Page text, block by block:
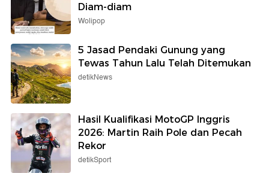
Diam-diam
Wolipop
5 Jasad Pendaki Gunung yang
Tewas Tahun Lalu Telah Ditemukan
detikNews
Hasil Kualifikasi MotoGP Inggris
2026: Martin Raih Pole dan Pecah
Rekor
detikSport